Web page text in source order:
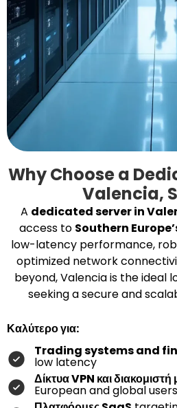
Why Choose a
Valencia,
A dedicated server in
access to Southern
low-latency performance,
optimized network
beyond, Valencia is the ideal
seeking a secure and
Καλύτερο για:
Trading systems and
low latency
Δίκτυα VPN και
European and global users